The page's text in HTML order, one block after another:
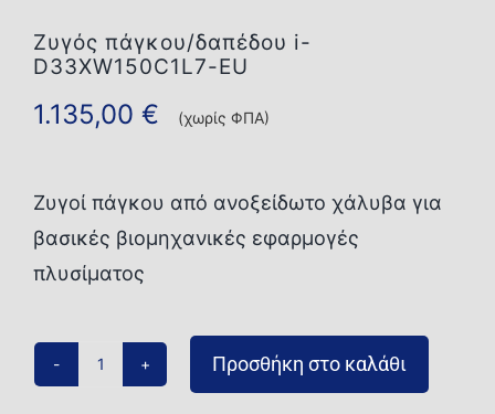
Ζυγός πάγκου/δαπέδου i-
D33XW150C1L7-EU
1.135,00 € (χωρίς ΦΠΑ)
Ζυγοί πάγκου από ανοξείδωτο χάλυβα για
βασικές βιομηχανικές εφαρμογές
πλυσίματος
Προσθήκη στο καλάθι